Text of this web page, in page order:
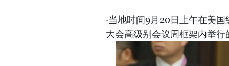
·当地时间9月20日上午在美
大会高级别会议周框架内举